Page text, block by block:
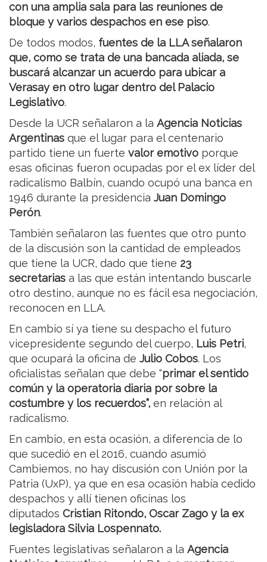
con una amplia sala para las reuniones de
bloque y varios despachos en ese piso.
De todos modos, fuentes de la LLA señalaron
que, como se trata de una bancada aliada, se
buscará alcanzar un acuerdo para ubicar a
Verasay en otro lugar dentro del Palacio
Legislativo.
Desde la UCR señalaron a la Agencia Noticias
Argentinas que el lugar para el centenario
partido tiene un fuerte valor emotivo porque
esas oficinas fueron ocupadas por el ex líder del
radicalismo Balbín, cuando ocupó una banca en
1946 durante la presidencia Juan Domingo
Perón.
También señalaron las fuentes que otro punto
de la discusión son la cantidad de empleados
que tiene la UCR, dado que tiene 23
secretarias a las que están intentando buscarle
otro destino, aunque no es fácil esa negociación,
reconocen en LLA.
En cambio sí ya tiene su despacho el futuro
vicepresidente segundo del cuerpo, Luis Petri,
que ocupará la oficina de Julio Cobos. Los
oficialistas señalan que debe “primar el sentido
común y la operatoria diaria por sobre la
costumbre y los recuerdos”, en relación al
radicalismo.
En cambio, en esta ocasión, a diferencia de lo
que sucedió en el 2016, cuando asumió
Cambiemos, no hay discusión con Unión por la
Patria (UxP), ya que en esa ocasión había cedido
despachos y allí tienen oficinas los
diputados Cristian Ritondo, Oscar Zago y la ex
legisladora Silvia Lospennato.
Fuentes legislativas señalaron a la Agencia